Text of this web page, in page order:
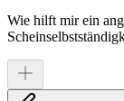
Wie hilft mir ein